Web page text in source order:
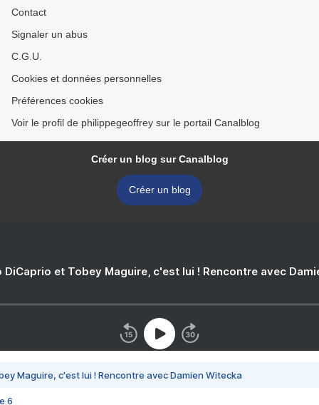
Contact
Signaler un abus
C.G.U.
Cookies et données personnelles
Préférences cookies
Voir le profil de philippegeoffrey sur le portail Canalblog
Créer un blog sur Canalblog
Créer un blog
DiCaprio et Tobey Maguire, c'est lui ! Rencontre avec
Maguire, c'est lui ! Rencontre avec Damien Witecka
6